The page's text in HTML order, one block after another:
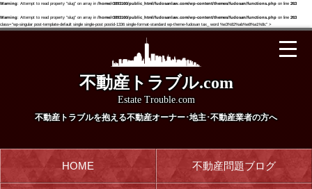
Warning: Attempt to read property "slug" on array in /home/r3893160/public_html/fudosanlaw.com/wp-content/themes/fudosan/functions.php on line 263
Warning: Attempt to read property "slug" on array in /home/r3893160/public_html/fudosanlaw.com/wp-content/themes/fudosan/functions.php on line 263
class="wp-singular post-template-default single single-post postid-1336 single-format-standard wp-theme-fudosan tax_ word %e3%82%ab%e8%a1%8c" >
不動産トラブル.com
Estate Trouble.com
不動産トラブルを抱える不動産オーナー･地主･不動産業者の方へ
HOME 不動産問題ブログ